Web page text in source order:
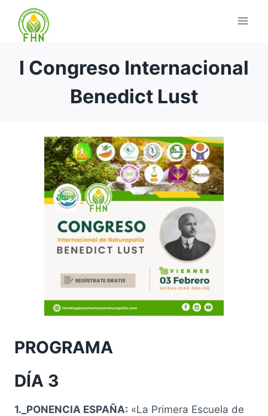
I Congreso Internacional
Benedict Lust
PROGRAMA
DÍA 3
1._PONENCIA ESPAÑA: «La Primera Escuela de